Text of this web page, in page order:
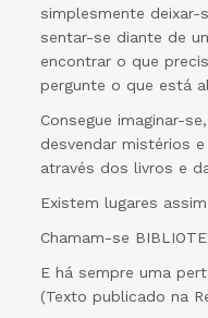
simplesmente deixar-
sentar-se diante de
encontrar o que
pergunte o que está
Consegue imaginar-
desvendar mistérios
através dos livros e
Existem lugares
Chamam-se
E há sempre uma
(Texto publicado na